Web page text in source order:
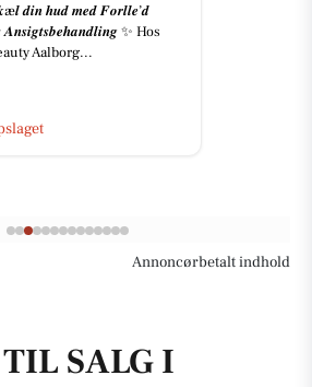
𝒅𝒊𝒏 𝒉𝒖𝒅 𝒎𝒆𝒅 𝑭𝒐𝒓𝒍𝒍𝒆’𝒅
✨ Hos
Aalborg...
Annoncørbetalt indhold
SALG I